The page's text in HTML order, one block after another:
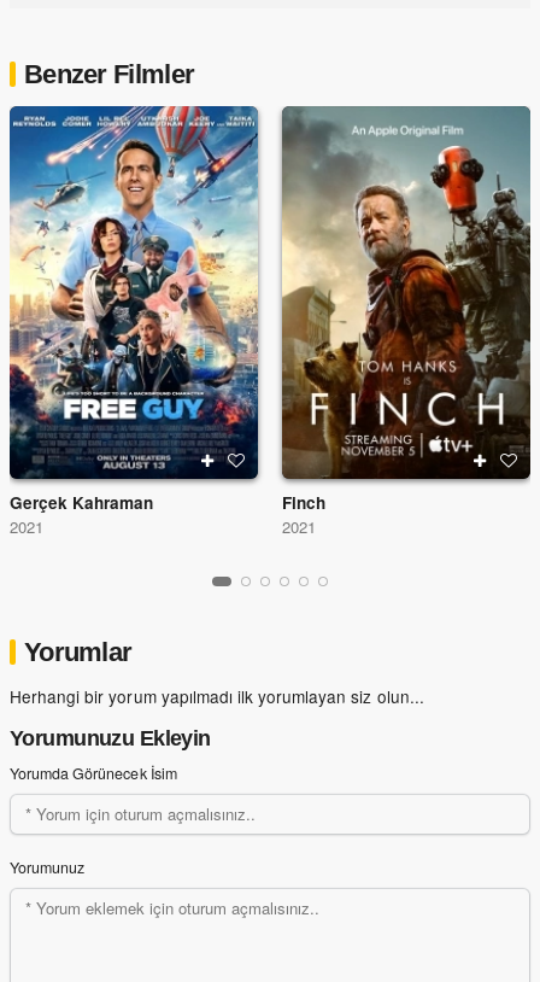
Benzer Filmler
Gerçek Kahraman
2021
Finch
2021
Yorumlar
Herhangi bir yorum yapılmadı ilk yorumlayan siz olun...
Yorumunuzu Ekleyin
Yorumda Görünecek İsim
Yorumunuz